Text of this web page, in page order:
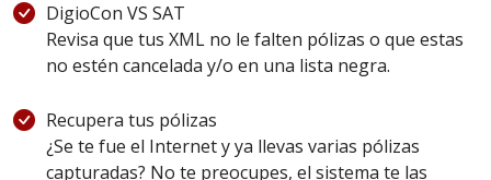
DigioCon VS SAT
Revisa que tus XML no le falten pólizas o que estas
no estén cancelada y/o en una lista negra.
Recupera tus pólizas
¿Se te fue el Internet y ya llevas varias pólizas
capturadas? No te preocupes, el sistema te las